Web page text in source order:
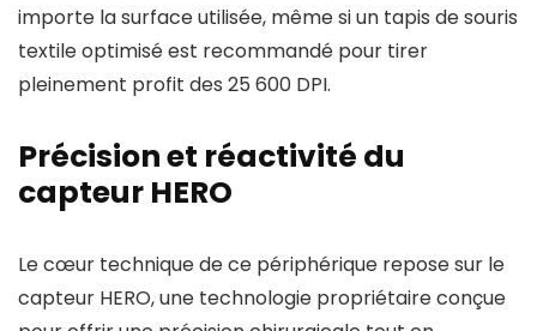
importe la surface utilisée, même si un tapis de souris
textile optimisé est recommandé pour tirer
pleinement profit des 25 600 DPI.
Précision et réactivité du
capteur HERO
Le cœur technique de ce périphérique repose sur le
capteur HERO, une technologie propriétaire conçue